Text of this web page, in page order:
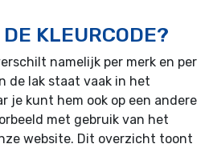
KLEURCODE?
namelijk per merk en per
de lak staat vaak in het
je kunt hem ook op een andere
met gebruik van het
website. Dit overzicht toont